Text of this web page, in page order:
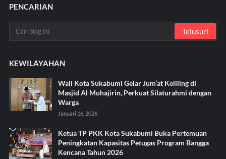
PENCARIAN
KEWILAYAHAN
Wali Kota Sukabumi Gelar Jum’at Keliling di
Masjid Al Muhajirin, Perkuat Silaturahmi dengan
Warga
Januari 16, 2026
Ketua TP PKK Kota Sukabumi Buka Pertemuan
Peningkatan Kapasitas Petugas Program Bangga
Kencana Tahun 2026